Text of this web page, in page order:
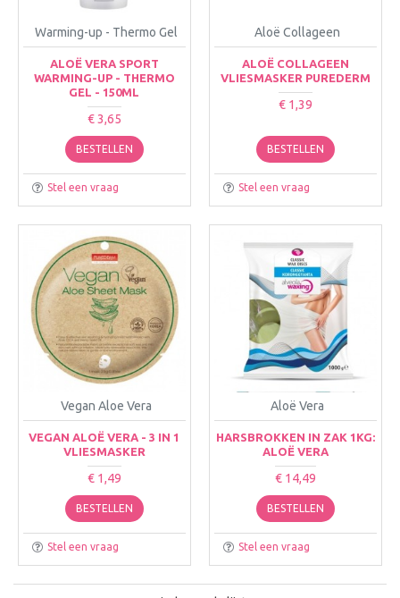
Warming-up - Thermo Gel
ALOË VERA SPORT
WARMING-UP - THERMO
GEL - 150ML
€ 3,65
BESTELLEN
Stel een vraag
Aloë Collageen
ALOË COLLAGEEN
VLIESMASKER PUREDERM
€ 1,39
BESTELLEN
Stel een vraag
Vegan Aloe Vera
VEGAN ALOË VERA - 3 IN 1
VLIESMASKER
€ 1,49
BESTELLEN
Stel een vraag
Aloë Vera
HARSBROKKEN IN ZAK 1KG:
ALOË VERA
€ 14,49
BESTELLEN
Stel een vraag